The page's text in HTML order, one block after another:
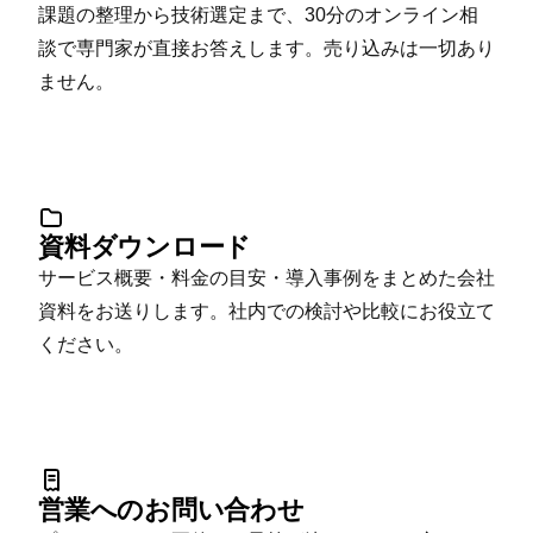
課題の整理から技術選定まで、30分のオンライン相
談で専門家が直接お答えします。売り込みは一切あり
ません。
資料ダウンロード
サービス概要・料金の目安・導入事例をまとめた会社
資料をお送りします。社内での検討や比較にお役立て
ください。
営業へのお問い合わせ